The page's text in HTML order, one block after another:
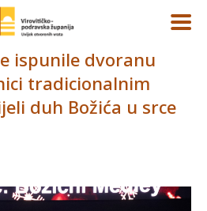
ispunile dvoranu
tradicionalnim
duh Božića u srce